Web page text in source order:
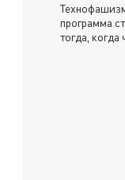
программа
тогда, когда